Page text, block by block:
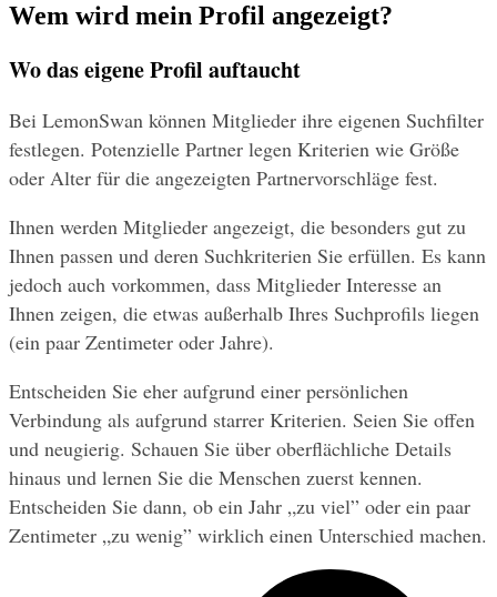
Wem wird mein Profil angezeigt?
Wo das eigene Profil auftaucht
Bei LemonSwan können Mitglieder ihre eigenen Suchfilter
festlegen. Potenzielle Partner legen Kriterien wie Größe
oder Alter für die angezeigten Partnervorschläge fest.
Ihnen werden Mitglieder angezeigt, die besonders gut zu
Ihnen passen und deren Suchkriterien Sie erfüllen. Es kann
jedoch auch vorkommen, dass Mitglieder Interesse an
Ihnen zeigen, die etwas außerhalb Ihres Suchprofils liegen
(ein paar Zentimeter oder Jahre).
Entscheiden Sie eher aufgrund einer persönlichen
Verbindung als aufgrund starrer Kriterien. Seien Sie offen
und neugierig. Schauen Sie über oberflächliche Details
hinaus und lernen Sie die Menschen zuerst kennen.
Entscheiden Sie dann, ob ein Jahr „zu viel” oder ein paar
Zentimeter „zu wenig” wirklich einen Unterschied machen.